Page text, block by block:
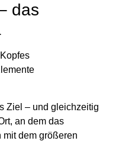
das
Ziel – und gleichzeitig
an dem das
dem größeren